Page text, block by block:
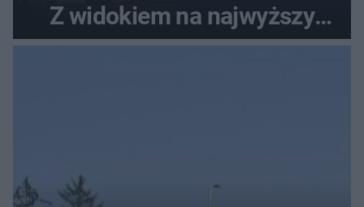
Z widokiem na najwyższy
szczyt Gór Świętokrzyskich